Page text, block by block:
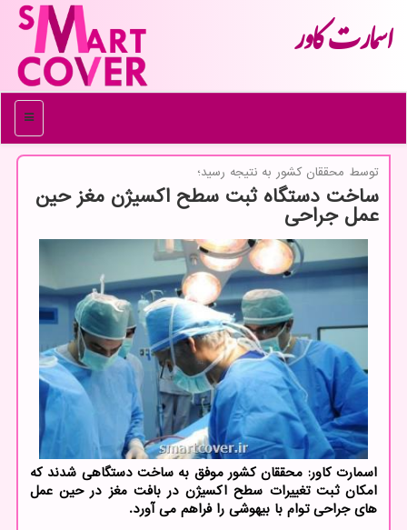
اسمارت كاور
منو
توسط محققان كشور به نتیجه رسید؛
ساخت دستگاه ثبت سطح اكسیژن مغز حین
عمل جراحی
اسمارت كاور: محققان كشور موفق به ساخت دستگاهی شدند كه
امكان ثبت تغییرات سطح اكسیژن در بافت مغز در حین عمل
های جراحی توام با بیهوشی را فراهم می آورد.